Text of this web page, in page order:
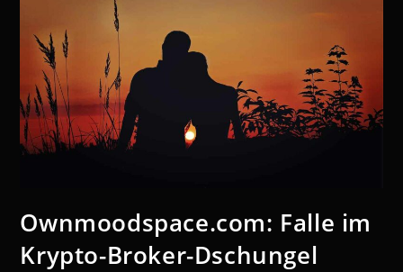
Ownmoodspace.com: Falle im
Krypto-Broker-Dschungel